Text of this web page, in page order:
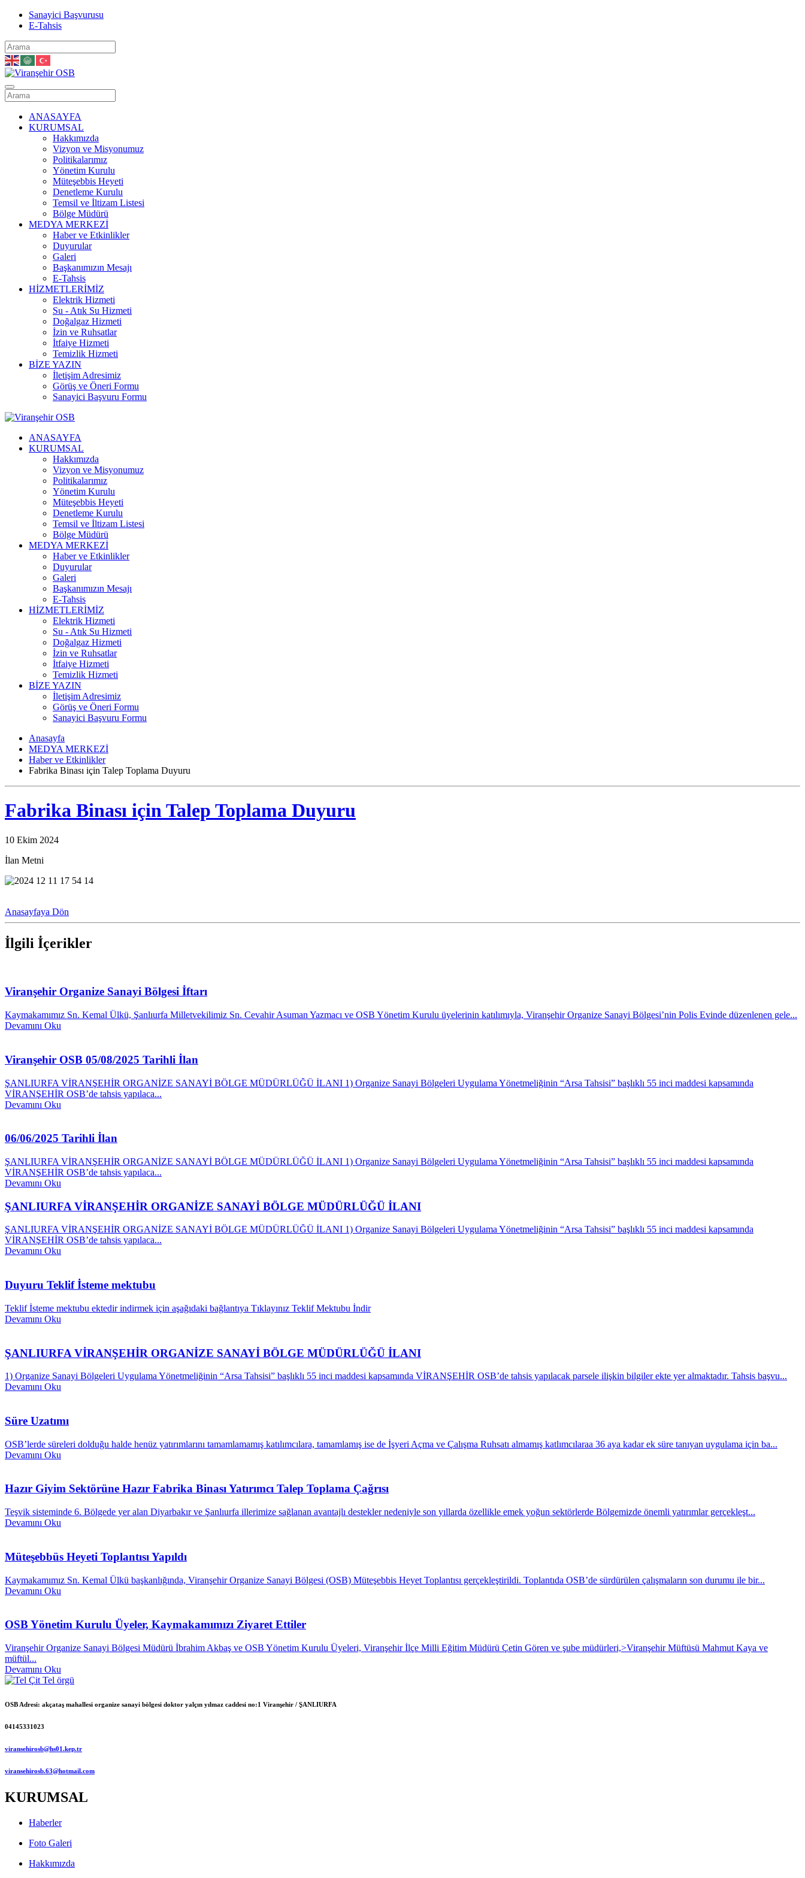
Sanayici Başvurusu
E-Tahsis
ANASAYFA
KURUMSAL
Hakkımızda
Vizyon ve Misyonumuz
Politikalarımız
Yönetim Kurulu
Müteşebbis Heyeti
Denetleme Kurulu
Temsil ve İltizam Listesi
Bölge Müdürü
MEDYA MERKEZİ
Haber ve Etkinlikler
Duyurular
Galeri
Başkanımızın Mesajı
E-Tahsis
HİZMETLERİMİZ
Elektrik Hizmeti
Su - Atık Su Hizmeti
Doğalgaz Hizmeti
İzin ve Ruhsatlar
İtfaiye Hizmeti
Temizlik Hizmeti
BİZE YAZIN
İletişim Adresimiz
Görüş ve Öneri Formu
Sanayici Başvuru Formu
ANASAYFA
KURUMSAL
Hakkımızda
Vizyon ve Misyonumuz
Politikalarımız
Yönetim Kurulu
Müteşebbis Heyeti
Denetleme Kurulu
Temsil ve İltizam Listesi
Bölge Müdürü
MEDYA MERKEZİ
Haber ve Etkinlikler
Duyurular
Galeri
Başkanımızın Mesajı
E-Tahsis
HİZMETLERİMİZ
Elektrik Hizmeti
Su - Atık Su Hizmeti
Doğalgaz Hizmeti
İzin ve Ruhsatlar
İtfaiye Hizmeti
Temizlik Hizmeti
BİZE YAZIN
İletişim Adresimiz
Görüş ve Öneri Formu
Sanayici Başvuru Formu
Anasayfa
MEDYA MERKEZİ
Haber ve Etkinlikler
Fabrika Binası için Talep Toplama Duyuru
Fabrika Binası için Talep Toplama Duyuru
10 Ekim 2024
İlan Metni
Anasayfaya Dön
İlgili İçerikler
Viranşehir Organize Sanayi Bölgesi İftarı
Kaymakamımız Sn. Kemal Ülkü, Şanlıurfa Milletvekilimiz Sn. Cevahir Asuman Yazmacı ve OSB Yönetim Kurulu üyelerinin katılımıyla, Viranşehir Organize Sanayi Bölgesi’nin Polis Evinde düzenlenen gele...
Devamını Oku
Viranşehir OSB 05/08/2025 Tarihli İlan
ŞANLIURFA VİRANŞEHİR ORGANİZE SANAYİ BÖLGE MÜDÜRLÜĞÜ İLANI 1) Organize Sanayi Bölgeleri Uygulama Yönetmeliğinin “Arsa Tahsisi” başlıklı 55 inci maddesi kapsamında
VİRANŞEHİR OSB’de tahsis yapılaca...
Devamını Oku
06/06/2025 Tarihli İlan
ŞANLIURFA VİRANŞEHİR ORGANİZE SANAYİ BÖLGE MÜDÜRLÜĞÜ İLANI 1) Organize Sanayi Bölgeleri Uygulama Yönetmeliğinin “Arsa Tahsisi” başlıklı 55 inci maddesi kapsamında
VİRANŞEHİR OSB’de tahsis yapılaca...
Devamını Oku
ŞANLIURFA VİRANŞEHİR ORGANİZE SANAYİ BÖLGE MÜDÜRLÜĞÜ İLANI
ŞANLIURFA VİRANŞEHİR ORGANİZE SANAYİ BÖLGE MÜDÜRLÜĞÜ İLANI 1) Organize Sanayi Bölgeleri Uygulama Yönetmeliğinin “Arsa Tahsisi” başlıklı 55 inci maddesi kapsamında
VİRANŞEHİR OSB’de tahsis yapılaca...
Devamını Oku
Duyuru Teklif İsteme mektubu
Teklif İsteme mektubu ektedir indirmek için aşağıdaki bağlantıya Tıklayınız Teklif Mektubu İndir
Devamını Oku
ŞANLIURFA VİRANŞEHİR ORGANİZE SANAYİ BÖLGE MÜDÜRLÜĞÜ İLANI
1) Organize Sanayi Bölgeleri Uygulama Yönetmeliğinin “Arsa Tahsisi” başlıklı 55 inci maddesi kapsamında VİRANŞEHİR OSB’de tahsis yapılacak parsele ilişkin bilgiler ekte yer almaktadır. Tahsis başvu...
Devamını Oku
Süre Uzatımı
OSB’lerde süreleri dolduğu halde henüz yatırımlarını tamamlamamış katılımcılara, tamamlamış ise de İşyeri Açma ve Çalışma Ruhsatı almamış katlımcılaraa 36 aya kadar ek süre tanıyan uygulama için ba...
Devamını Oku
Hazır Giyim Sektörüne Hazır Fabrika Binası Yatırımcı Talep Toplama Çağrısı
Teşvik sisteminde 6. Bölgede yer alan Diyarbakır ve Şanlıurfa illerimize sağlanan avantajlı destekler nedeniyle son yıllarda özellikle emek yoğun sektörlerde Bölgemizde önemli yatırımlar gerçekleşt...
Devamını Oku
Müteşebbüs Heyeti Toplantısı Yapıldı
Kaymakamımız Sn. Kemal Ülkü başkanlığında, Viranşehir Organize Sanayi Bölgesi (OSB) Müteşebbis Heyet Toplantısı gerçekleştirildi. Toplantıda OSB’de sürdürülen çalışmaların son durumu ile bir...
Devamını Oku
OSB Yönetim Kurulu Üyeler, Kaymakamımızı Ziyaret Ettiler
Viranşehir Organize Sanayi Bölgesi Müdürü İbrahim Akbaş ve OSB Yönetim Kurulu Üyeleri, Viranşehir İlçe Milli Eğitim Müdürü Çetin Gören ve şube müdürleri,>Viranşehir Müftüsü Mahmut Kaya ve
müftül...
Devamını Oku
OSB Adresi: akçataş mahallesi organize sanayi bölgesi doktor yalçın yılmaz caddesi no:1 Viranşehir / ŞANLIURFA
04145331023
viransehirosb@hs01.kep.tr
viransehirosb.63@hotmail.com
KURUMSAL
Haberler
Foto Galeri
Hakkımızda